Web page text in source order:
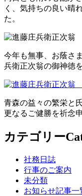
く、気持ちの良い晴
た。
今年も無事、お蔭さ
兵衛正次翁の御神徳
青森の益々の繁栄と
更なるご健勝を祈念
カテゴリー
社務日誌
行事のご案内
未分類
お知らせ記事一